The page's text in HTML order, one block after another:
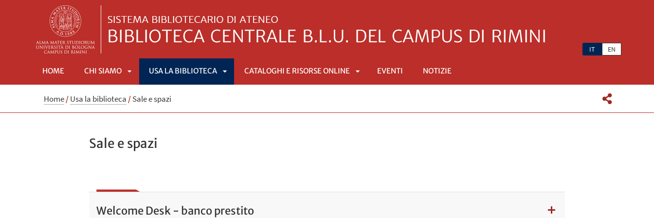
IT EN
HOME CHI SIAMO
APRI
USA LA BIBLIOTECA CATALOGHI E RISORSE ONLINE EVENTI NOTIZIE
Home/Usa la biblioteca /Sale e spazi
Sale e spazi
Welcome Desk - banco prestito